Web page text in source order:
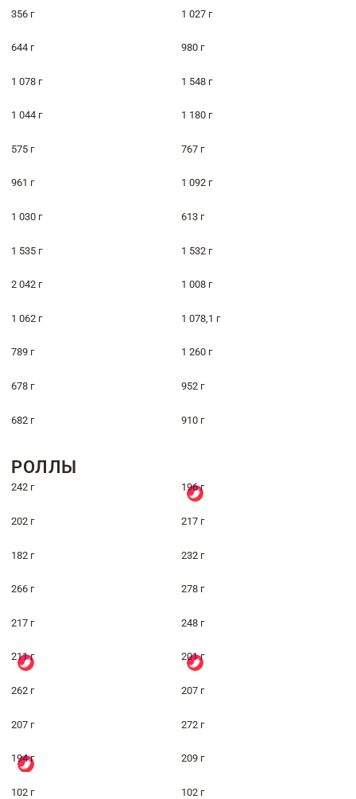
356 г 1 027 г
644 г 980 г
1 078 г 1 548 г
1 044 г 1 180 г
575 г 767 г
961 г 1 092 г
1 030 г 613 г
1 535 г 1 532 г
2 042 г 1 008 г
1 062 г 1 078,1 г
789 г 1 260 г
678 г 952 г
682 г 910 г
РОЛЛЫ
242 г 196 г
202 г 217 г
182 г 232 г
266 г 278 г
217 г 248 г
211 г 201 г
262 г 207 г
207 г 272 г
194 г 209 г
102 г 102 г